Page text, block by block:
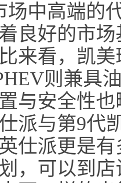
场中高端的
良好的市场
来看，凯
则兼具
与安全性
派与第9代
仕派更是有
，可以到